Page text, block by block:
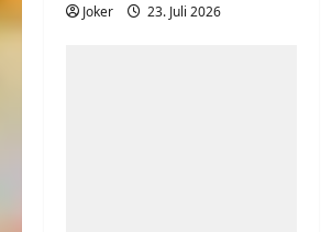
Joker 23. Juli 2026